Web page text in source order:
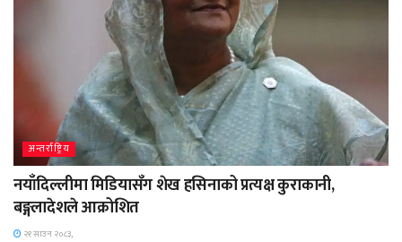
अन्तर्राष्ट्रिय
नयाँदिल्लीमा मिडियासँग शेख हसिनाको प्रत्यक्ष कुराकानी,
बङ्गलादेशले आक्रोशित
२१ साउन २०८३,